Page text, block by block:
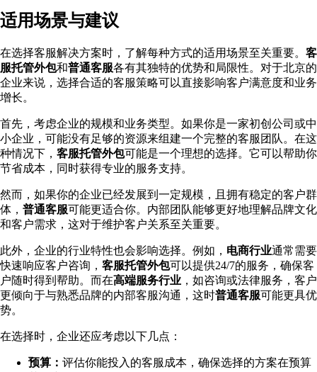
适用场景与建议
在选择客服解决方案时，了解每种方式的适用场景至关重要。 客
服托管外包和普通客服各有其独特的优势和局限性。对于北京的
企业来说，选择合适的客服策略可以直接影响客户满意度和业务
增长。
首先，考虑企业的规模和业务类型。如果你是一家初创公司或中
小企业，可能没有足够的资源来组建一个完整的客服团队。在这
种情况下， 客服托管外包可能是一个理想的选择。它可以帮助你
节省成本，同时获得专业的服务支持。
然而，如果你的企业已经发展到一定规模，且拥有稳定的客户群
体， 普通客服可能更适合你。内部团队能够更好地理解品牌文化
和客户需求，这对于维护客户关系至关重要。
此外，企业的行业特性也会影响选择。例如， 电商行业通常需要
快速响应客户咨询， 客服托管外包可以提供24/7的服务，确保客
户随时得到帮助。而在高端服务行业 ，如咨询或法律服务，客户
更倾向于与熟悉品牌的内部客服沟通，这时普通客服可能更具优
势。
在选择时，企业还应考虑以下几点：
预算： 评估你能投入的客服成本，确保选择的方案在预算